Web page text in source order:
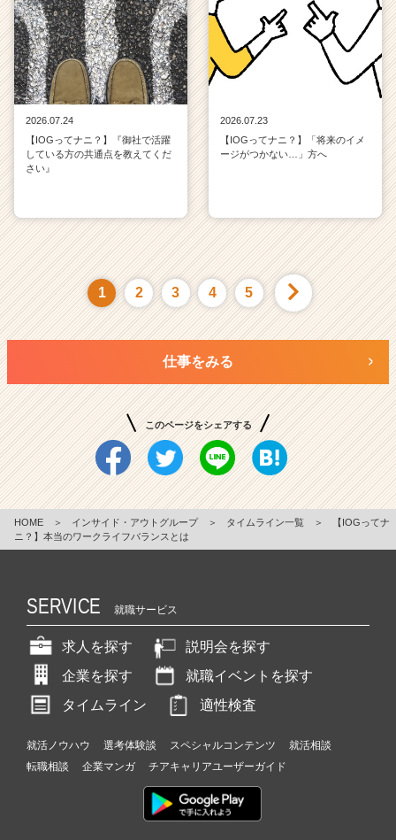
2026.07.24
【IOGってナニ？】『御社で活躍
している方の共通点を教えてくだ
さい』
2026.07.23
【IOGってナニ？】「将来のイメ
ージがつかない…」方へ
1 2 3 4 5
仕事をみる
このページをシェアする
HOME ＞ インサイド・アウトグループ ＞ タイムライン一覧 ＞
【IOGってナ
ニ？】本当のワークライフバランスとは
SERVICE 就職サービス
求人を探す
説明会を探す
企業を探す
就職イベントを探す
タイムライン
適性検査
就活ノウハウ 選考体験談 スペシャルコンテンツ
就活相談
転職相談
企業マンガ チアキャリアユーザーガイド